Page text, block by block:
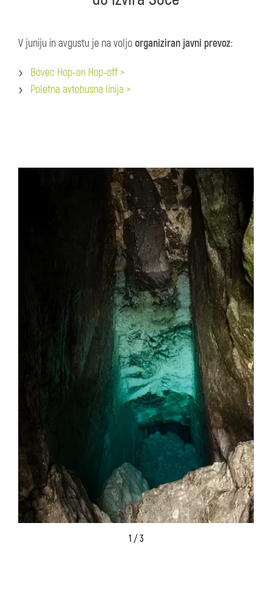
V juniju in avgustu je na voljoorganiziran javni prevoz:
Bovec Hop-on Hop-off >
Poletna avtobusna linija >
1 / 3